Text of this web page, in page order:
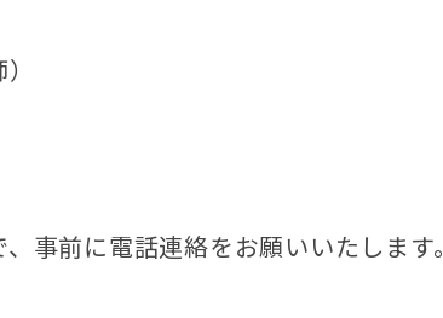
事前に電話連絡をお願いいたします。